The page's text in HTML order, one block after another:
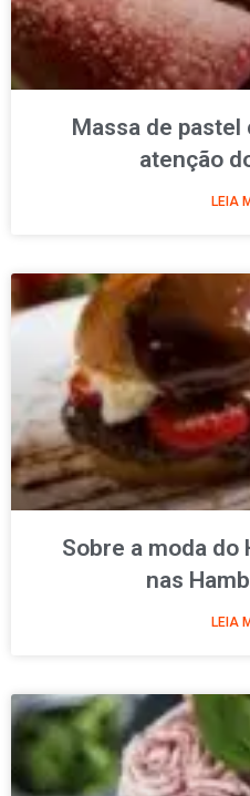
Massa de pastel
atenção
LEIA
Sobre a moda do
nas
LEIA